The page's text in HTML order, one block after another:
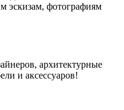
эскизам, фотографиям
архитектурные
и аксессуаров!